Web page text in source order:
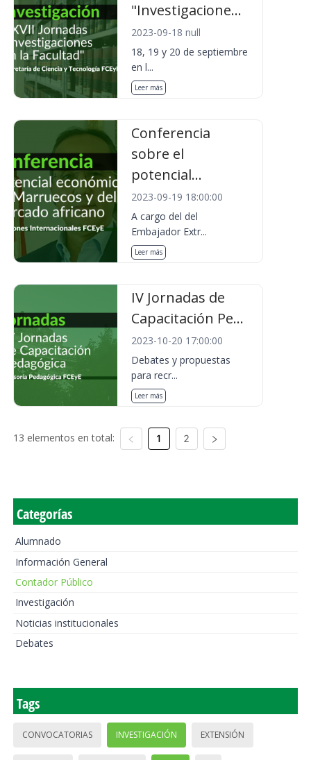
"Investigacione...
2023-09-18 null
18, 19 y 20 de septiembre
en l...
Leer más
Conferencia
sobre el
potencial...
2023-09-19 18:00:00
A cargo del del
Embajador Extr...
Leer más
IV Jornadas de
Capacitación Pe...
2023-10-20 17:00:00
Debates y propuestas
para recr...
Leer más
13 elementos en total: 1 2
Categorías
Alumnado
Información General
Contador Público
Investigación
Noticias institucionales
Debates
Tags
CONVOCATORIAS INVESTIGACIÓN EXTENSIÓN